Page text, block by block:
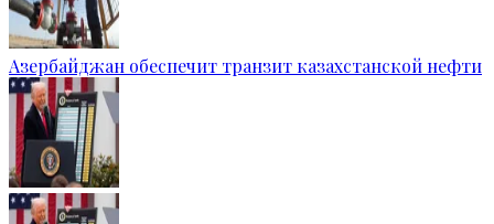
Азербайджан обеспечит транзит казахстанской нефти